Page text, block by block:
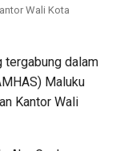
Wali Kota
tergabung dalam
Maluku
Kantor Wali